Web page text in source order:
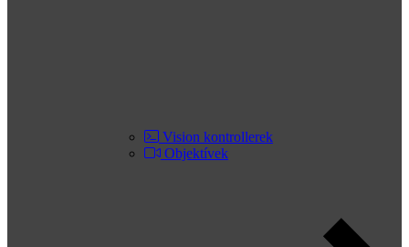
Vision kontrollerek
Objektívek